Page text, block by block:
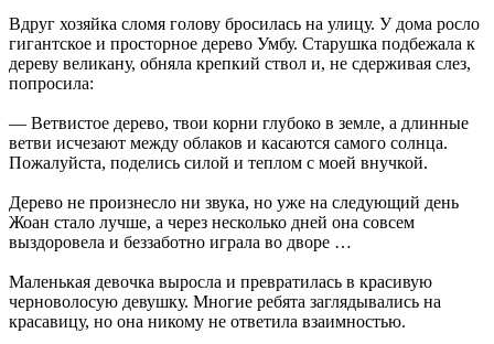
Вдруг хозяйка сломя голову бросилась на улицу. У дома росло
гигантское и просторное дерево Умбу. Старушка подбежала к
дереву великану, обняла крепкий ствол и, не сдерживая слез,
попросила:
— Ветвистое дерево, твои корни глубоко в земле, а длинные
ветви исчезают между облаков и касаются самого солнца.
Пожалуйста, поделись силой и теплом с моей внучкой.
Дерево не произнесло ни звука, но уже на следующий день
Жоан стало лучше, а через несколько дней она совсем
выздоровела и беззаботно играла во дворе …
Маленькая девочка выросла и превратилась в красивую
черноволосую девушку. Многие ребята заглядывались на
красавицу, но она никому не ответила взаимностью.